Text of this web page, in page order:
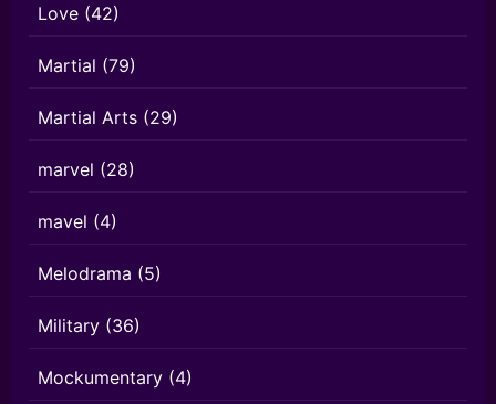
Love (42)
Martial (79)
Martial Arts (29)
marvel (28)
mavel (4)
Melodrama (5)
Military (36)
Mockumentary (4)